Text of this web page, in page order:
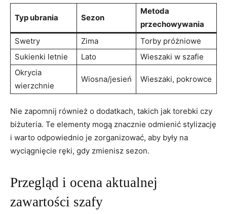
Typ⁣ ubrania Sezon
Metoda
przechowywania
Swetry
Zima
Torby próżniowe
Sukienki letnie
Lato
Wieszaki⁢ w szafie
Okrycia⁤
wierzchnie
Wiosna/jesień Wieszaki, pokrowce
Nie‌ zapomnij ⁣również o dodatkach, takich jak⁤ torebki czy
biżuteria.‌ Te elementy mogą znacznie odmienić‍ stylizację
i warto ⁢odpowiednio je zorganizować,​ aby były na
wyciągnięcie ręki, gdy ​zmienisz sezon.
Przegląd i ocena ⁣aktualnej
zawartości szafy